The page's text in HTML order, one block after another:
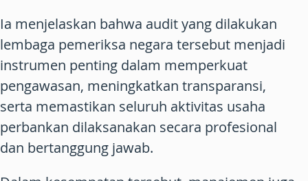
Ia menjelaskan bahwa audit yang dilakukan
lembaga pemeriksa negara tersebut menjadi
instrumen penting dalam memperkuat
pengawasan, meningkatkan transparansi,
serta memastikan seluruh aktivitas usaha
perbankan dilaksanakan secara profesional
dan bertanggung jawab.